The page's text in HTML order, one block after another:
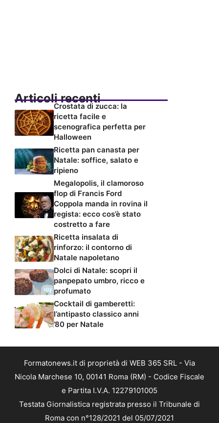
Articoli recenti
Crostata di zucca: la
ricetta facile e
scenografica perfetta per
Halloween
Ricetta pan canasta per
Natale: soffice, salato e
ripieno
Megalopolis, il clamoroso
flop di Francis Ford
Coppola manda in rovina il
regista: ecco cos’è stato
costretto a fare
Ricetta insalata di
rinforzo: il contorno di
Natale napoletano
Dolci di Natale: scopri il
panpepato umbro, ricco e
profumato
Cocktail di gamberetti:
l’antipasto classico anni
’80 per Natale
Formatonews.it di proprietà di WEB 365 SRL - Via
Nicola Marchese 10, 00141 Roma (RM) - Codice Fiscale
e Partita I.V.A. 12279101005
Testata Giornalistica registrata presso il Tribunale di
Roma con n°128/2021 del 05/07/2021